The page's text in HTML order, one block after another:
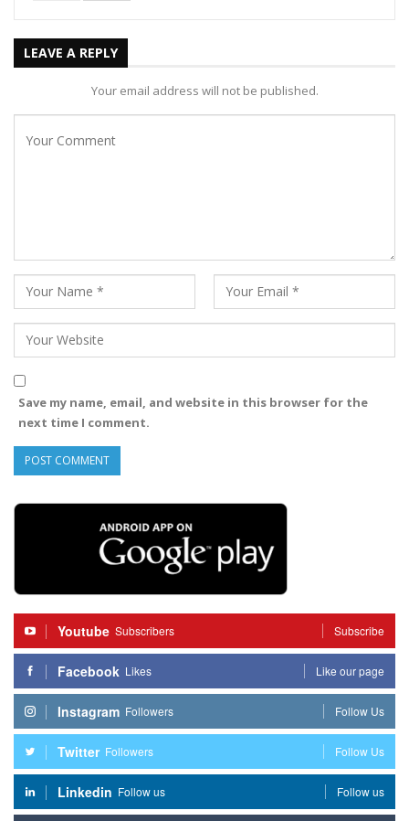
LEAVE A REPLY
Your email address will not be published.
Save my name, email, and website in this browser for the
next time I comment.
Youtube Subscribers Subscribe
Facebook Likes Like our page
Instagram Followers Follow Us
Twitter Followers Follow Us
Linkedin Follow us Follow us